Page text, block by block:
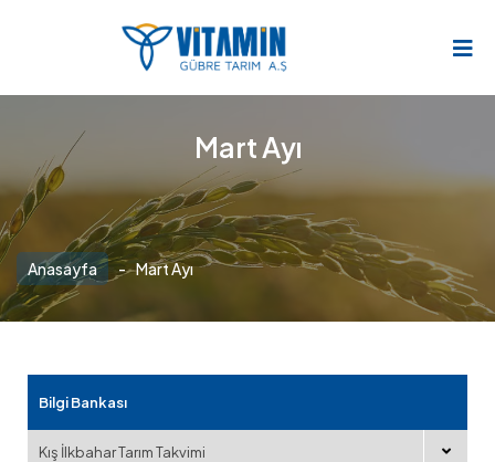
Mart Ayı
Anasayfa - Mart Ayı
Bilgi Bankası
Kış İlkbahar Tarım Takvimi